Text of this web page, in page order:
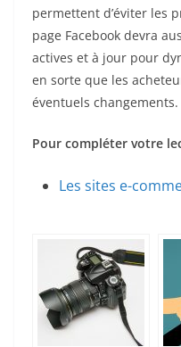
permettent d’éviter les
page Facebook devra
actives et à jour pour
en sorte que les
éventuels changements.
Pour compléter votre
Les sites e-